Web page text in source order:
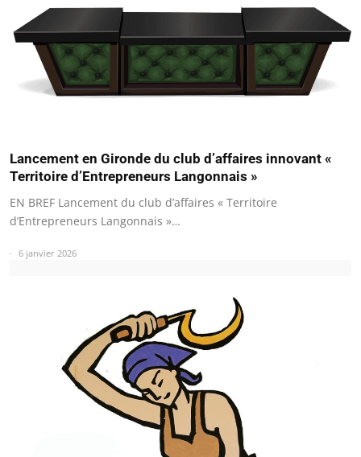
Lancement en Gironde du club d’affaires innovant «
Territoire d’Entrepreneurs Langonnais »
EN BREF Lancement du club d’affaires « Territoire
d’Entrepreneurs Langonnais »…
6 janvier 2026